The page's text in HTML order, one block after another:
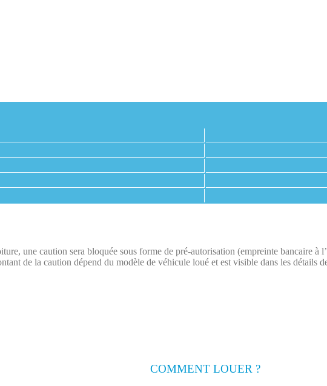
une caution sera bloquée sous forme de pré-autorisation (empreinte bancaire à
de la caution dépend du modèle de véhicule loué et est visible dans les détails
COMMENT LOUER ?